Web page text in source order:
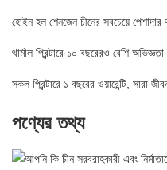
হোইন হল শেনজেন চীনের সবচেয়ে পেশাদার
থার্মাল প্রিন্টারে ১০ বছরেরও বেশি
সকল প্রিন্টারে ১ বছরের ওয়ারেন্টি, সারা
পণ্যের তথ্য